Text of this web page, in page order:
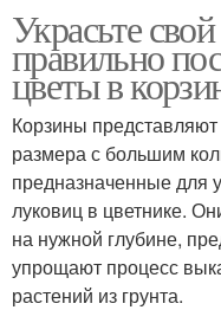
Украсьте
правильно
цветы в
Корзины
размера с большим
предназначенные для
луковиц в цветнике.
на нужной глубине,
упрощают процесс
растений из грунта.